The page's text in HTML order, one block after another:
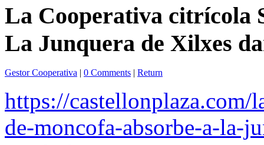
La Cooperativa citrícola
La Junquera de Xilxes
Gestor Cooperativa | 0 Comments | Return
https://
de-moncofa-absorbe-a-la-